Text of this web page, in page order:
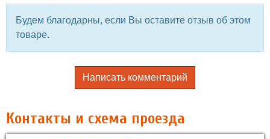
Будем благодарны, если Вы оставите отзыв об этом
товаре.
Написать комментарий
Контакты и схема проезда